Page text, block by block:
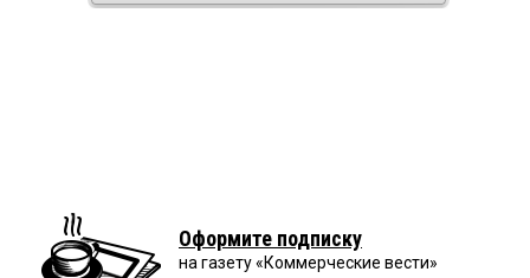
Оформите подписку
на газету «Коммерческие вести»